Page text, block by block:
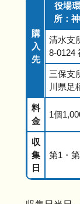
購
入
先
役場
所：
清水支
8-0124
三保支
川県足
料
金
1個
収
集
日
第1・